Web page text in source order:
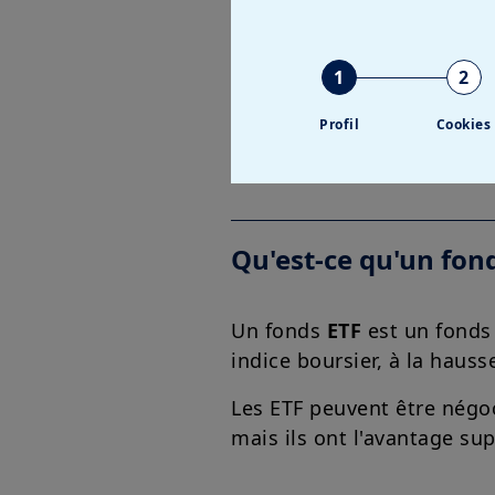
1
Profil
2
Cookies
plusieurs acteurs
compagnies
Qu'est-ce qu'un
Un fonds ETF est un
indice boursier, à la
Les ETF peuvent être
mais ils ont l'avantage